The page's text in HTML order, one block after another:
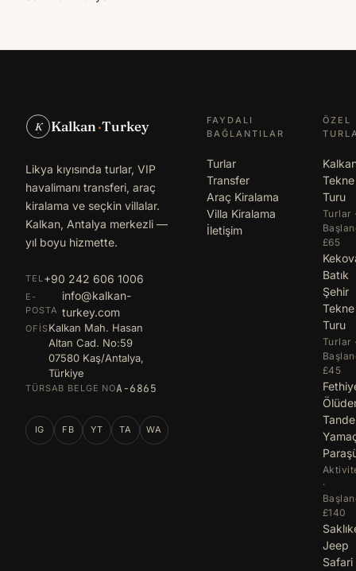
K Kalkan·Turkey
Likya kıyısında turlar, VIP
havalimanı transferi, araç
kiralama ve seçkin villalar.
Kalkan, Antalya merkezli —
yıl boyu hizmette.
TEL +90 242 606 1006
E-
POSTA
info@kalkan-
turkey.com
OFISKalkan Mah. Hasan
Altan Cad. No:59
07580 Kaş/Antalya,
Türkiye
TÜRSAB BELGE NOA-6865
IG FB YT TA WA
FAYDALI
BAĞLANTILAR
Turlar
Transfer
Araç Kiralama
Villa Kiralama
İletişim
ÖZEL
Tekne
Turu
Turlar
£65
Batık
Şehir
Tekne
Turu
Turlar
£45
·
£140
Jeep
Safari